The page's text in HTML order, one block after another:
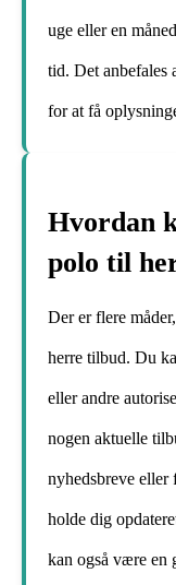
uge eller en
tid. Det anbefales
for at få
Hvordan
polo til
Der er flere
herre tilbud. Du
eller andre
nogen aktuelle
nyhedsbreve eller
holde dig
kan også være en